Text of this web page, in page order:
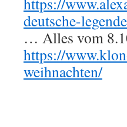
deutsche-
… Alles vom
https://
weihnachten/